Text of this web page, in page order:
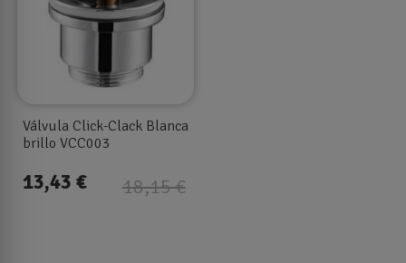
Válvula Click-Clack Blanca
brillo VCC003
18,15 €
13,43 €